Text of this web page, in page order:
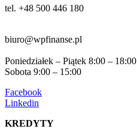
tel. +48 500 446 180
biuro@wpfinanse.pl
Poniedziałek – Piątek 8:00 – 18:00
Sobota 9:00 – 15:00
Facebook
Linkedin
KREDYTY